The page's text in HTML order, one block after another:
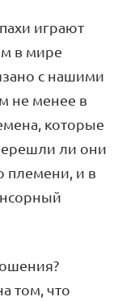
играют
в мире
с нашими
не менее в
которые
ли они
племени, и в
том, что